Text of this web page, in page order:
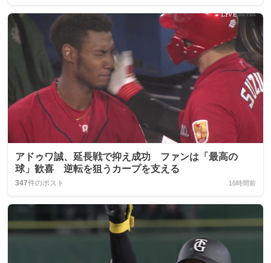
アドゥワ誠、延長戦で抑え成功 ファンは「最高の
球」歓喜 逆転を狙うカープを支える
347件のポスト 16時間前